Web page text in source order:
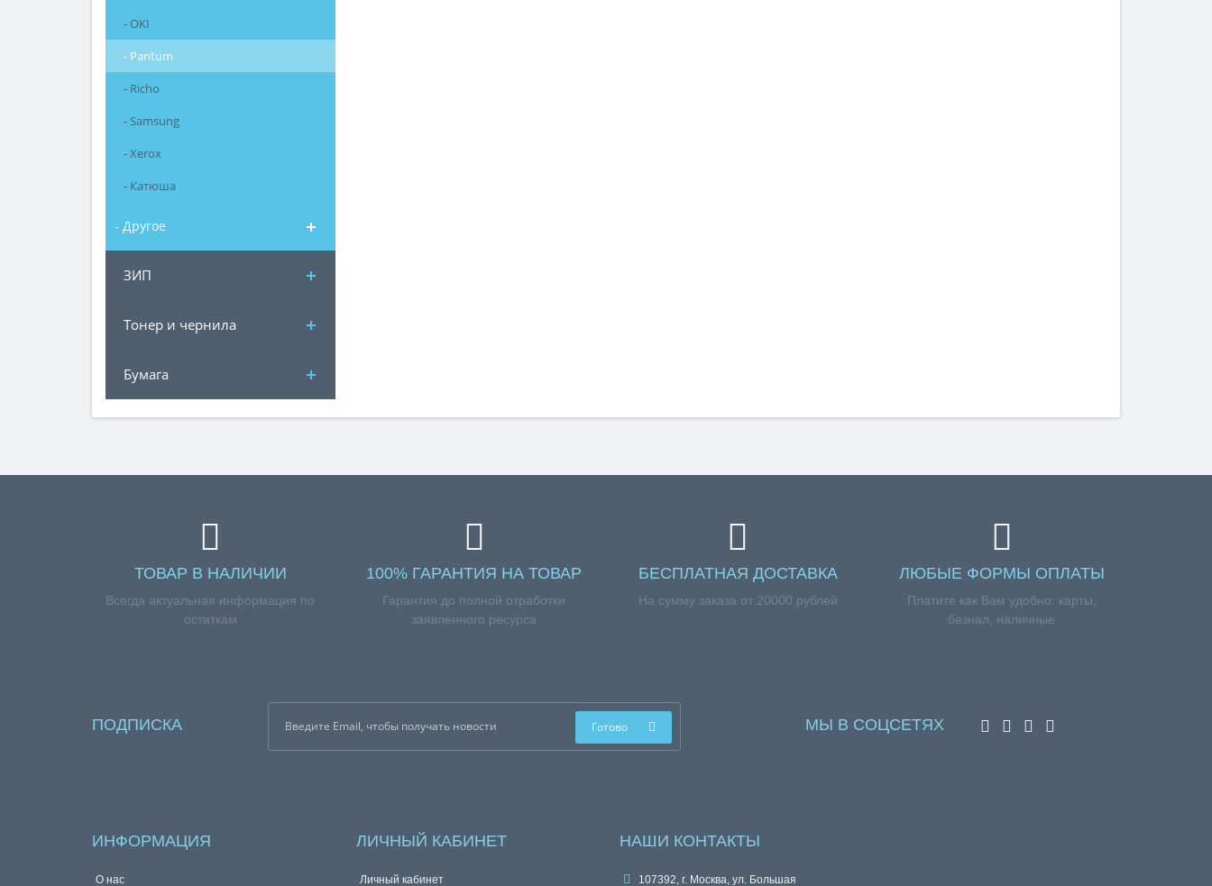
- OKI
- Pantum
- Richo
- Samsung
- Xerox
- Катюша
- Другое
ЗИП
Тонер и чернила
Бумага
ТОВАР В НАЛИЧИИ
Всегда актуальная информация по
остаткам
100% ГАРАНТИЯ НА ТОВАР
Гарантия до полной отработки
заявленного ресурса
БЕСПЛАТНАЯ ДОСТАВКА
На сумму заказа от 20000 рублей
ЛЮБЫЕ ФОРМЫ ОПЛАТЫ
Платите как Вам удобно: карты,
безнал, наличные
ПОДПИСКА Готово МЫ В СОЦСЕТЯХ
ИНФОРМАЦИЯ
О нас
ЛИЧНЫЙ КАБИНЕТ
Личный кабинет
НАШИ КОНТАКТЫ
107392, г. Москва, ул. Большая